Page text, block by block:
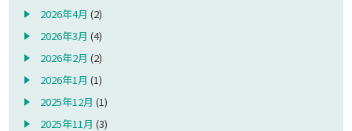
2026年4月 (2)
2026年3月 (4)
2026年2月 (2)
2026年1月 (1)
2025年12月 (1)
2025年11月 (3)